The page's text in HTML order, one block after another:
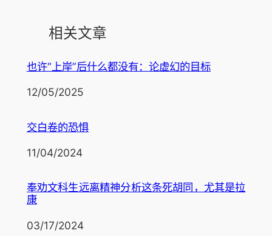
相关文章
也许“上岸”后什么都没有：论虚幻的目标
日期
12/05/2025
交白卷的恐惧
日期
11/04/2024
奉劝文科生远离精神分析这条死胡同，尤其是拉
康
日期
03/17/2024